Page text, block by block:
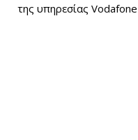
της υπηρεσίας